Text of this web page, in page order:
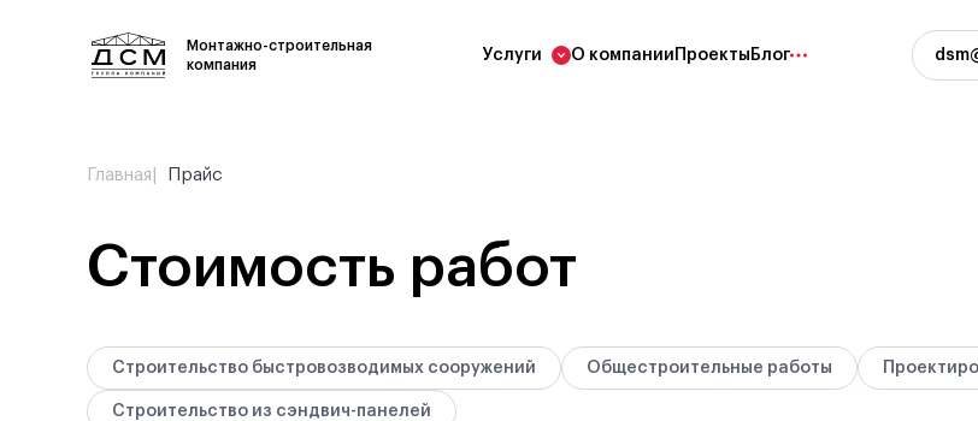
быстровозводимых
Строительство цеха под ключ
Промышленное строительство
заводов
Строительство
Строительство фундамента
Возведение каркаса здания
Показать еще
Монтажно-строительная
компания
Услуги О компании Проекты Блог
Главная Прайс
Стоимость работ
Строительство быстровозводимых сооружений Общестроительные работы
Строительство из сэндвич-панелей